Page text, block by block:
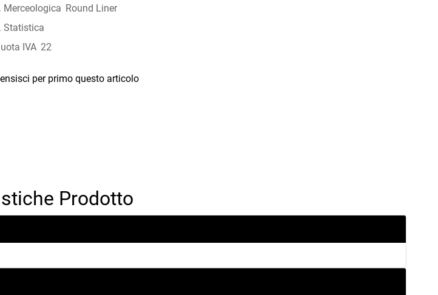
Merceologica Round Liner
Statistica
IVA 22
per primo questo articolo
Prodotto